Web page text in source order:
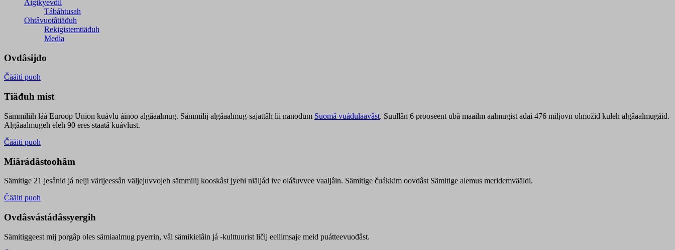
Äigikyevdil
Tábáhtusah
Ohtâvuotâtiäđuh
Rekigistemtiäđuh
Media
Ovdâsijđo
Čääiti puoh
Tiäđuh mist
Sämmiliih láá Euroop Union kuávlu áinoo algâaalmug. Sämmilij algâaalmug-sajattâh lii nanodum Suomâ vuáđulaavâst. Suullân 6 prooseent ubâ maailm aalmugist ađai 476 miljovn olmožid kuleh algâaalmugáid.
Algâaalmugeh eleh 90 eres staatâ kuávlust.
Čääiti puoh
Miärádâstoohâm
Sämitige 21 jesânid já nelji värijeessân väljejuvvojeh sämmilij kooskâst jyehi niäljád ive olášuvvee vaaljâin. Sämitige čuákkim oovdâst Sämitige alemus meridemvääldi.
Čääiti puoh
Ovdâsvástádâssyergih
Sämitiggeest mij porgâp oles sämiaalmug pyerrin, vâi sämikielâin já -kulttuurist ličij eellimsaje meid puátteevuođâst.